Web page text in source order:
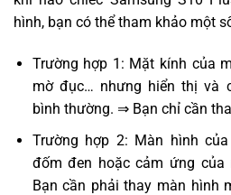
hình, bạn có thể tham khảo một
Trường hợp 1: Mặt kính của
mờ đục… nhưng hiển thị và
bình thường. ⇒ Bạn chỉ cần
Trường hợp 2: Màn hình
đốm đen hoặc cảm ứng
Bạn cần phải thay màn hình